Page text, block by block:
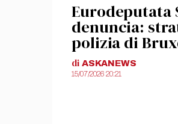
Eurodeputata
denuncia:
polizia di
di ASKANEWS
15/07/2026 20:21